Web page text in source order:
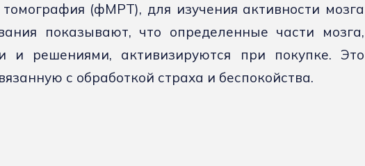
(фМРТ), для изучения активности мозга
показывают, что определенные части мозга,
и решениями, активизируются при покупке. Это
с обработкой страха и беспокойства.